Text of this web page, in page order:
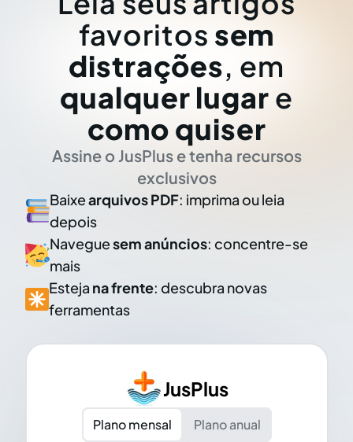
favoritos sem
distrações, em
qualquer lugar e
como quiser
Assine o JusPlus e tenha recursos
exclusivos
Baixearquivos PDF: imprima ou leia
depois
Naveguesem anúncios: concentre-se
mais
Esteja na frente: descubra novas
ferramentas
JusPlus
Plano mensal
Plano anual